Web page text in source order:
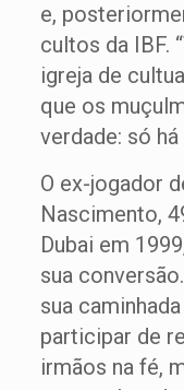
e,
cultos da IBF.
igreja de
que os
verdade: só
O ex-jogador
Nascimento,
Dubai em
sua
sua
participar de
irmãos na fé,